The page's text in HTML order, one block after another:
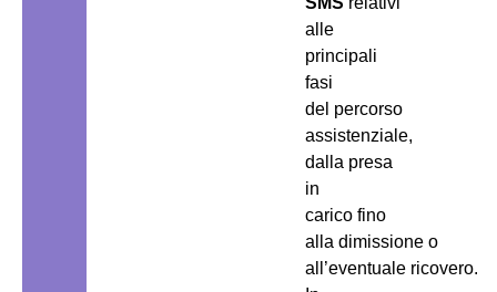
alle
principali
fasi
del percorso
assistenziale,
dalla presa
in
carico fino
alla dimissione o
all’eventuale ricovero.